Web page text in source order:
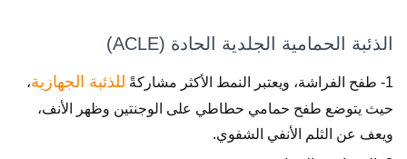
الذئبة الحمامية الجلدية الحادة (ACLE)
1- طفح الفراشة، ويعتبر النمط الأكثر مشاركةً للذئبة الجهازية،
حيث يتوضع طفح حمامي حطاطي على الوجنتين وظهر الأنف،
ويعف عن الثلم الأنفي الشفوي.